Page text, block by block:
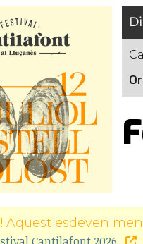
Aquest